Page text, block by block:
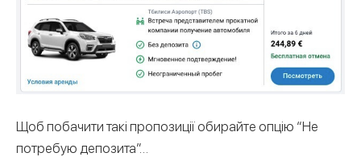
Щоб побачити такі пропозиції обирайте опцію “Не
потребую депозита”…